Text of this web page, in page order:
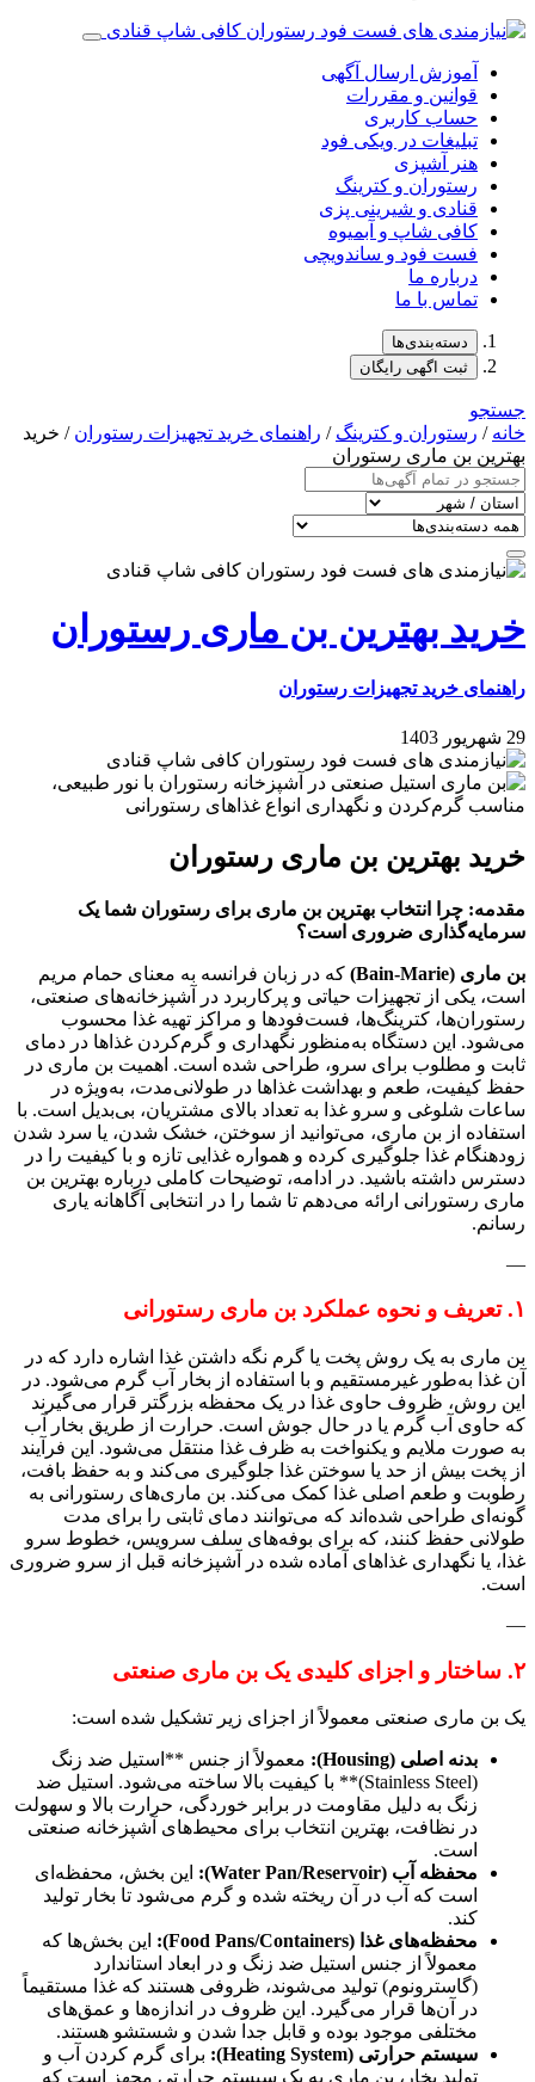
آموزش ارسال آگهی
قوانین و مقررات
حساب کاربری
تبلیغات در ویکی فود
هنر آشپزی
رستوران و کترینگ
قنادی و شیرینی پزی
کافی شاپ و آبمیوه
فست فود و ساندویچی
درباره ما
تماس با ما
دسته‌بندی‌ها
ثبت اگهی رایگان
جستجو
خانه / رستوران و کترینگ / راهنمای خرید تجهیزات رستوران / خرید
بهترین بن ماری رستوران
خرید بهترین بن ماری رستوران
راهنمای خرید تجهیزات رستوران
29 شهریور 1403
خرید بهترین بن ماری رستوران
مقدمه: چرا انتخاب بهترین بن ماری برای رستوران شما یک
سرمایه‌گذاری ضروری است؟
بن ماری (Bain-Marie)
که در زبان فرانسه به معنای حمام مریم
است، یکی از تجهیزات حیاتی و پرکاربرد در آشپزخانه‌های صنعتی،
رستوران‌ها، کترینگ‌ها، فست‌فودها و مراکز تهیه غذا محسوب
می‌شود. این دستگاه به‌منظور نگهداری و گرم‌کردن غذاها در دمای
ثابت و مطلوب برای سرو، طراحی شده است. اهمیت بن ماری در
حفظ کیفیت، طعم و بهداشت غذاها در طولانی‌مدت، به‌ویژه در
ساعات شلوغی و سرو غذا به تعداد بالای مشتریان، بی‌بدیل است. با
استفاده از بن ماری، می‌توانید از سوختن، خشک شدن، یا سرد شدن
زودهنگام غذا جلوگیری کرده و همواره غذایی تازه و با کیفیت را در
دسترس داشته باشید. در ادامه، توضیحات کاملی درباره بهترین بن
ماری رستورانی ارائه می‌دهم تا شما را در انتخابی آگاهانه یاری
رسانم.
—
۱. تعریف و نحوه عملکرد بن ماری رستورانی
بن ماری به یک روش پخت یا گرم نگه داشتن غذا اشاره دارد که در
آن غذا به‌طور غیرمستقیم و با استفاده از بخار آب گرم می‌شود. در
این روش، ظروف حاوی غذا در یک محفظه بزرگتر قرار می‌گیرند
که حاوی آب گرم یا در حال جوش است. حرارت از طریق بخار آب
به صورت ملایم و یکنواخت به ظرف غذا منتقل می‌شود. این فرآیند
از پخت بیش از حد یا سوختن غذا جلوگیری می‌کند و به حفظ بافت،
رطوبت و طعم اصلی غذا کمک می‌کند. بن ماری‌های رستورانی به
گونه‌ای طراحی شده‌اند که می‌توانند دمای ثابتی را برای مدت
طولانی حفظ کنند، که برای بوفه‌های سلف سرویس، خطوط سرو
غذا، یا نگهداری غذاهای آماده شده در آشپزخانه قبل از سرو ضروری
است.
—
۲. ساختار و اجزای کلیدی یک بن ماری صنعتی
یک بن ماری صنعتی معمولاً از اجزای زیر تشکیل شده است:
بدنه اصلی (Housing):
معمولاً از جنس **استیل ضد زنگ
(Stainless Steel)** با کیفیت بالا ساخته می‌شود. استیل ضد
زنگ به دلیل مقاومت در برابر خوردگی، حرارت بالا و سهولت
در نظافت، بهترین انتخاب برای محیط‌های آشپزخانه صنعتی
است.
محفظه آب (Water Pan/Reservoir):
این بخش، محفظه‌ای
است که آب در آن ریخته شده و گرم می‌شود تا بخار تولید
کند.
محفظه‌های غذا (Food Pans/Containers):
این بخش‌ها که
معمولاً از جنس استیل ضد زنگ و در ابعاد استاندارد
(گاسترونوم) تولید می‌شوند، ظروفی هستند که غذا مستقیماً
در آن‌ها قرار می‌گیرد. این ظروف در اندازه‌ها و عمق‌های
مختلفی موجود بوده و قابل جدا شدن و شستشو هستند.
سیستم حرارتی (Heating System):
برای گرم کردن آب و
تولید بخار، بن ماری به یک سیستم حرارتی مجهز است که